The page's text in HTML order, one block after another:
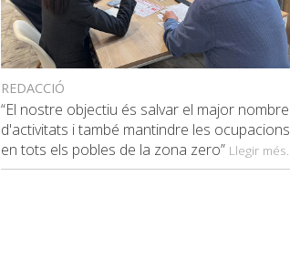
REDACCIÓ
“El nostre objectiu és salvar el major nombre
d'activitats i també mantindre les ocupacions
en tots els pobles de la zona zero” Llegir més...